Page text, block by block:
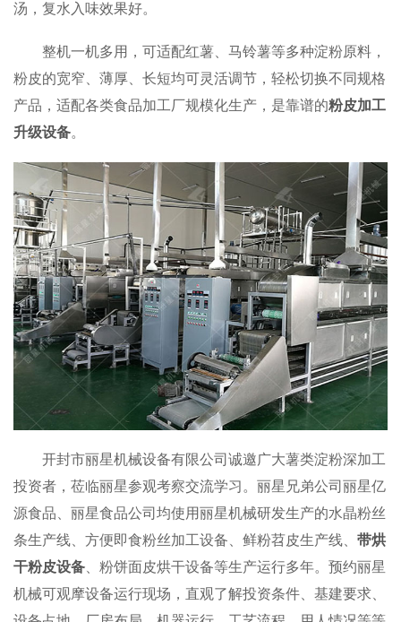
汤，复水入味效果好。
整机一机多用，可适配红薯、马铃薯等多种淀粉原料，
粉皮的宽窄、薄厚、长短均可灵活调节，轻松切换不同规格
产品，适配各类食品加工厂规模化生产，是靠谱的粉皮加工
升级设备。
开封市丽星机械设备有限公司诚邀广大薯类淀粉深加工
投资者，莅临丽星参观考察交流学习。丽星兄弟公司丽星亿
源食品、丽星食品公司均使用丽星机械研发生产的水晶粉丝
条生产线、方便即食粉丝加工设备、鲜粉苕皮生产线、 带烘
干粉皮设备 、粉饼面皮烘干设备等生产运行多年。预约丽星
机械可观摩设备运行现场，直观了解投资条件、基建要求、